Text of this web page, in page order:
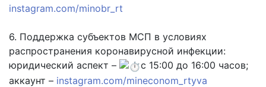
instagram.com/minobr_rt
6. Поддержка субъектов МСП в условиях
распространения коронавирусной инфекции:
юридический аспект –
с 15:00 до 16:00 часов;
аккаунт – instagram.com/mineconom_rtyva